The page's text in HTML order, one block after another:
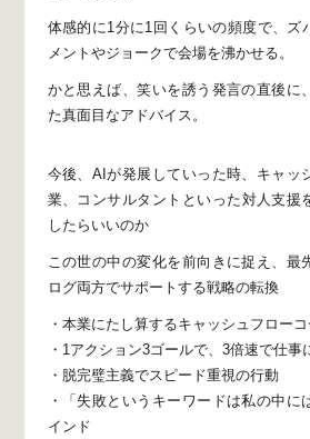
体感的に1分に1回くらいの頻度で、
ズ
メントやジョークで会場を沸かせる。
かと思えば、笑いを誘う発言の直後に、
た真面目なアドバイス。
今後、AIが発展していった時、 キャッ
業、コンサルタントといった対人支援
したらいいのか
この世の中の変化を前向きに捉え、 最
ログ両方でサポートする戦略の転換
・本業にたし算するキャッシュフロー
・1アクション3ゴールで、3倍速で仕事
・脱完璧主義でスピード重視の行動
・「失敗というキーワードは私の中に
インド